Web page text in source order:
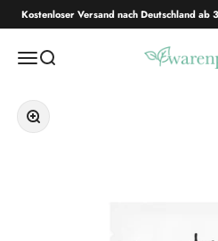
Zum Inhalt springen
Kostenloser Versand nach Deutschland
Navigationsmenü öffnen
Suche öffnen
Bild vergrößern